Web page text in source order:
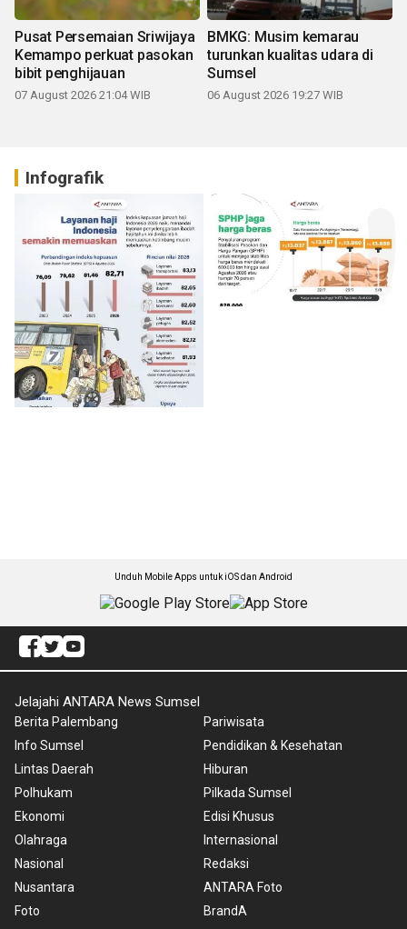
Pusat Persemaian Sriwijaya
Kemampo perkuat pasokan
bibit penghijauan
07 August 2026 21:04 WIB
BMKG: Musim kemarau
turunkan kualitas udara di
Sumsel
06 August 2026 19:27 WIB
Infografik
Unduh Mobile Apps untuk iOS dan Android
Jelajahi ANTARA News Sumsel
Berita Palembang
Info Sumsel
Lintas Daerah
Polhukam
Ekonomi
Olahraga
Nasional
Nusantara
Foto
Pariwisata
Pendidikan & Kesehatan
Hiburan
Pilkada Sumsel
Edisi Khusus
Internasional
Redaksi
ANTARA Foto
BrandA